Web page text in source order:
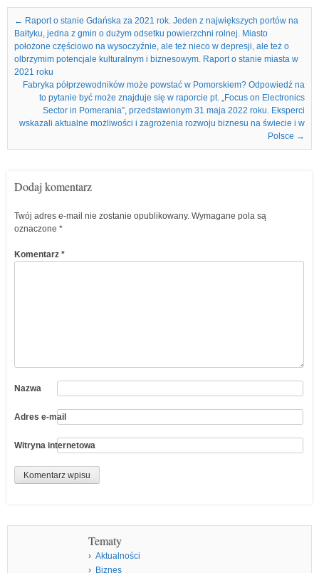
Nawigacja we wpisach
← Raport o stanie Gdańska za 2021 rok. Jeden z największych portów na
Bałtyku, jedna z gmin o dużym odsetku powierzchni rolnej. Miasto
położone częściowo na wysoczyźnie, ale też nieco w depresji, ale też o
olbrzymim potencjale kulturalnym i biznesowym. Raport o stanie miasta w
2021 roku
Fabryka półprzewodników może powstać w Pomorskiem? Odpowiedź na
to pytanie być może znajduje się w raporcie pt. „Focus on Electronics
Sector in Pomerania”, przedstawionym 31 maja 2022 roku. Eksperci
wskazali aktualne możliwości i zagrożenia rozwoju biznesu na świecie i w
Polsce →
Dodaj komentarz
Twój adres e-mail nie zostanie opublikowany. Wymagane pola są
oznaczone *
Komentarz *
Nazwa
Adres e-mail
Witryna internetowa
Tematy
Aktualności
Biznes